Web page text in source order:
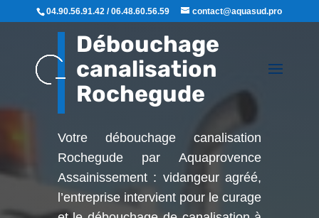
04.90.56.91.42 / 06.48.60.56.59 contact@aquasud.pro
Débouchage
canalisation
Rochegude
Votre débouchage canalisation
Rochegude par Aquaprovence
Assainissement : vidangeur agréé,
l’entreprise intervient pour le curage